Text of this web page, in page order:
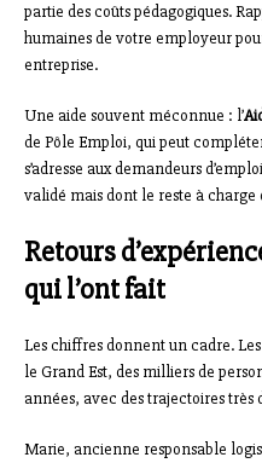
partie des coûts pédagogiques.
humaines de votre employeur
entreprise.
Une aide souvent méconnue : l’
de Pôle Emploi, qui peut
s’adresse aux demandeurs
validé mais dont le reste à
Retours
qui l’ont fait
Les chiffres donnent un cadre.
le Grand Est, des milliers de
années, avec des trajectoires très
Marie, ancienne responsable